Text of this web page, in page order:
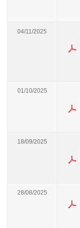
04/11/2025
01/10/2025
18/09/2025
28/08/2025